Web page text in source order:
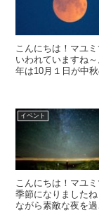
こんにちは！マユミです。 秋の美しい満月は「
いわれていますね～。 中秋の名月は別名「十五夜」と呼ば
年は10月１日が中秋の名月です。 また
イベント
こんにちは！マユミです。 夏の暑さも過ぎ去り、
季節になりましたね～。 そんな秋の夜長、オリオン座
ながら素敵な夜を過ごしてみま